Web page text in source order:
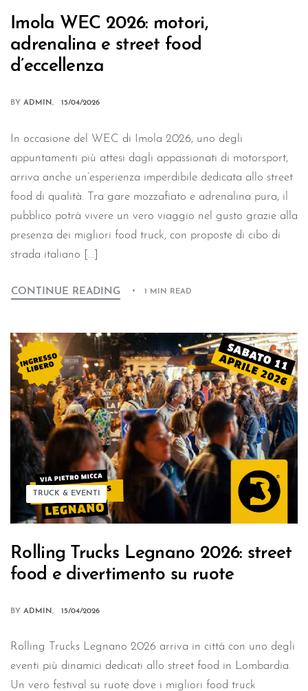
Imola WEC 2026: motori,
adrenalina e street food
d’eccellenza
BY ADMIN 15/04/2026
In occasione del WEC di Imola 2026, uno degli
appuntamenti più attesi dagli appassionati di motorsport,
arriva anche un’esperienza imperdibile dedicata allo street
food di qualità. Tra gare mozzafiato e adrenalina pura, il
pubblico potrà vivere un vero viaggio nel gusto grazie alla
presenza dei migliori food truck, con proposte di cibo di
strada italiano […]
CONTINUE READING 1 MIN READ
TRUCK & EVENTI
Rolling Trucks Legnano 2026: street
food e divertimento su ruote
BY ADMIN 15/04/2026
Rolling Trucks Legnano 2026 arriva in città con uno degli
eventi più dinamici dedicati allo street food in Lombardia.
Un vero festival su ruote dove i migliori food truck